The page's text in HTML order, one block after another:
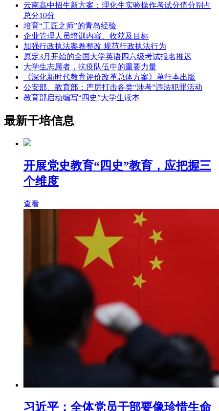
云南高中招生新方案：理化生实验操作考试分值分别占
总分10分
培育“工匠之师”的青岛经验
企业管理人员培训内容、收获及目标
加强行政执法案卷整改 规范行政执法行为
原定3月开始的全国大学英语四六级考试报名推迟
大学生志愿者，抗疫队伍中的重要力量
《深化新时代教育评价改革总体方案》单行本出版
公安部、教育部：严厉打击各类“涉考”违法犯罪活动
教育部启动编写“四史”大学生读本
最新干培信息
开展党史教育“四史”教育，应把握三
个维度
查看
习近平：全体党员干部要像珍惜生命